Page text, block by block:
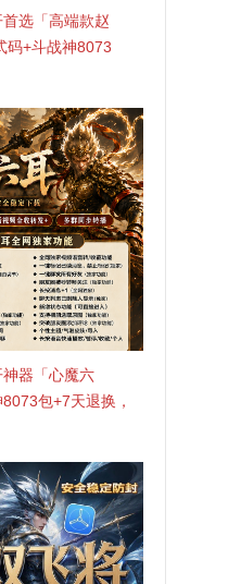
选「高端款赵
码+斗战神8073
准拍拍卡激活码
器「心魔六
包+7天退换，
码商城